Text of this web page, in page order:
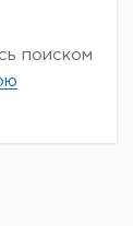
поиском